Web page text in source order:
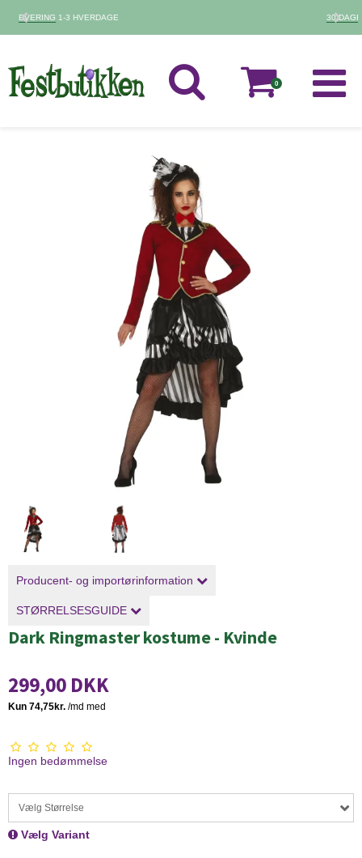
0
Producent- og importørinformation
STØRRELSESGUIDE
Dark Ringmaster kostume - Kvinde
299,00 DKK
Ingen bedømmelse
Vælg Størrelse
Vælg Variant